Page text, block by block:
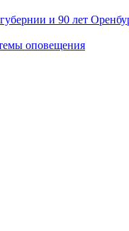
и 90 лет
оповещения